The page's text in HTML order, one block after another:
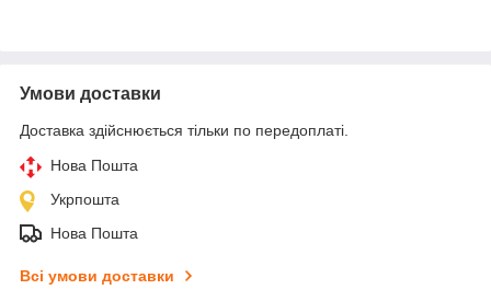
Умови доставки
Доставка здійснюється тільки по передоплаті.
Нова Пошта
Укрпошта
Нова Пошта
Всі умови доставки